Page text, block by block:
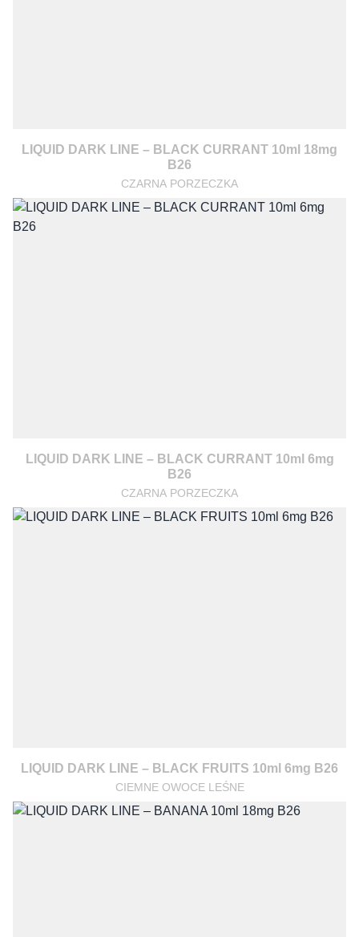
LIQUID DARK LINE – BLACK CURRANT 10ml 18mg
B26
CZARNA PORZECZKA
LIQUID DARK LINE – BLACK CURRANT 10ml 6mg
B26
CZARNA PORZECZKA
LIQUID DARK LINE – BLACK FRUITS 10ml 6mg B26
CIEMNE OWOCE LEŚNE